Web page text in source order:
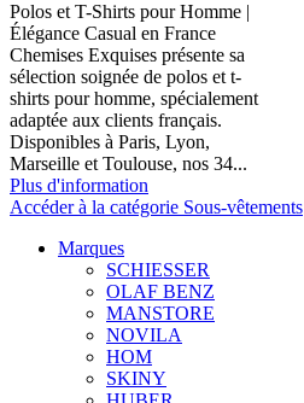
Polos et T-Shirts pour Homme |
Élégance Casual en France
Chemises Exquises présente sa
sélection soignée de polos et t-
shirts pour homme, spécialement
adaptée aux clients français.
Disponibles à Paris, Lyon,
Marseille et Toulouse, nos 34...
Plus d'information
Accéder à la catégorie Sous-vêtements
Marques
SCHIESSER
OLAF BENZ
MANSTORE
NOVILA
HOM
SKINY